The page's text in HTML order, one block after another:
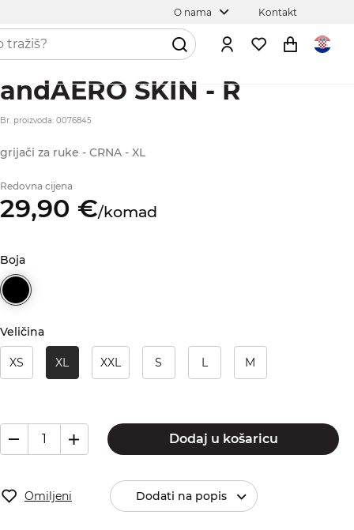
O nama Kontakt
andAERO SKIN - R
Br. proizvoda: 0076845
grijači za ruke - CRNA - XL
Redovna cijena
29,90 €/komad
Boja
Veličina
XS XL XXL S L M
Dodaj u košaricu
Omiljeni Dodati na popis